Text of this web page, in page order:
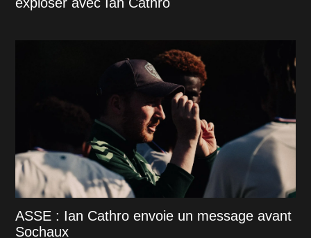
ASSE : Ian Cathro envoie un message avant
Sochaux